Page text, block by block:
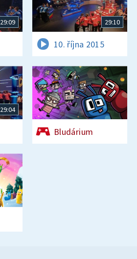
29:09 29:10
10. října 2015
29:04
Bludárium